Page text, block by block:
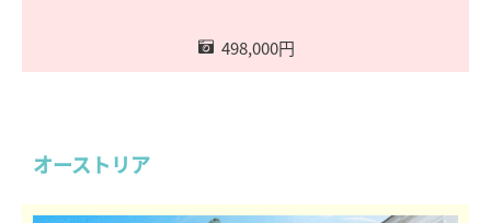
498,000円
オーストリア